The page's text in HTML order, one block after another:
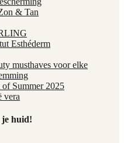
& Tan
Esthéderm
musthaves voor elke
of Summer 2025
vera
je huid!